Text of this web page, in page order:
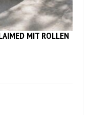
MIT ROLLEN